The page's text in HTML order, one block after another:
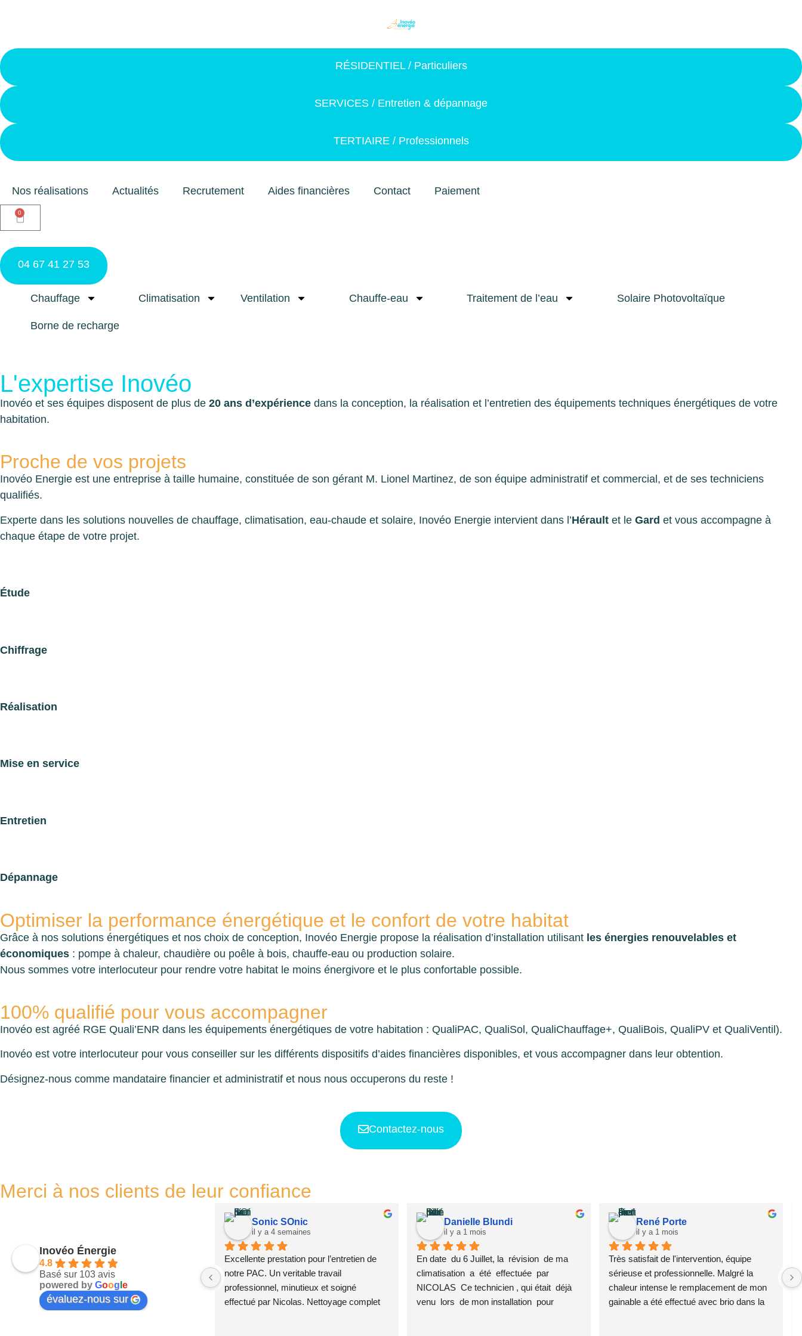
RÉSIDENTIEL / Particuliers
SERVICES / Entretien & dépannage
TERTIAIRE / Professionnels
Nos réalisations Actualités Recrutement Aides financières Contact Paiement
0
04 67 41 27 53
Chauffage Climatisation Ventilation Chauffe-eau Traitement de l’eau Solaire Photovoltaïque
Borne de recharge
L'expertise Inovéo
Inovéo et ses équipes disposent de plus de 20 ans d’expérience dans la conception, la réalisation et l’entretien des équipements techniques énergétiques de votre
habitation.
Proche de vos projets
Inovéo Energie est une entreprise à taille humaine, constituée de son gérant M. Lionel Martinez, de son équipe administratif et commercial, et de ses techniciens
qualifiés.
Experte dans les solutions nouvelles de chauffage, climatisation, eau-chaude et solaire, Inovéo Energie intervient dans l’Hérault et le Gard et vous accompagne à
chaque étape de votre projet.
Étude
Chiffrage
Réalisation
Mise en service
Entretien
Dépannage
Optimiser la performance énergétique et le confort de votre habitat
Grâce à nos solutions énergétiques et nos choix de conception, Inovéo Energie propose la réalisation d’installation utilisant les énergies renouvelables et
économiques : pompe à chaleur, chaudière ou poêle à bois, chauffe-eau ou production solaire.
Nous sommes votre interlocuteur pour rendre votre habitat le moins énergivore et le plus confortable possible.
100% qualifié pour vous accompagner
Inovéo est agréé RGE Quali’ENR dans les équipements énergétiques de votre habitation : QualiPAC, QualiSol, QualiChauffage+, QualiBois, QualiPV et QualiVentil).
Inovéo est votre interlocuteur pour vous conseiller sur les différents dispositifs d’aides financières disponibles, et vous accompagner dans leur obtention.
Désignez-nous comme mandataire financier et administratif et nous nous occuperons du reste !
Contactez-nous
Merci à nos clients de leur confiance
Inovéo Énergie
4.8
Basé sur 103 avis
powered by Goog e
évaluez-nous sur
Sonic SOnic
il y a 4 semaines
Excellente prestation pour l’entretien de
notre PAC. Un veritable travail
professionnel, minutieux et soigné
effectué par Nicolas. Nettoyage complet
Danielle Blundi
il y a 1 mois
En date  du 6 Juillet, la  révision  de ma
climatisation  a  été  effectuée  par
NICOLAS  Ce technicien , qui était  déjà
venu  lors  de mon installation  pour
René Porte
il y a 1 mois
Très satisfait de l'intervention, équipe
sérieuse et professionnelle. Malgré la
chaleur intense le remplacement de mon
gainable a été effectué avec brio dans la